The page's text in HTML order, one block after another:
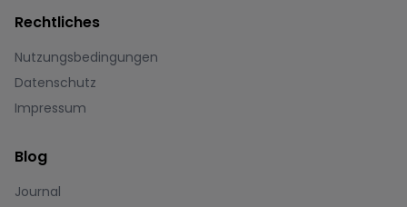
Rechtliches
Nutzungsbedingungen
Datenschutz
Impressum
Blog
Journal